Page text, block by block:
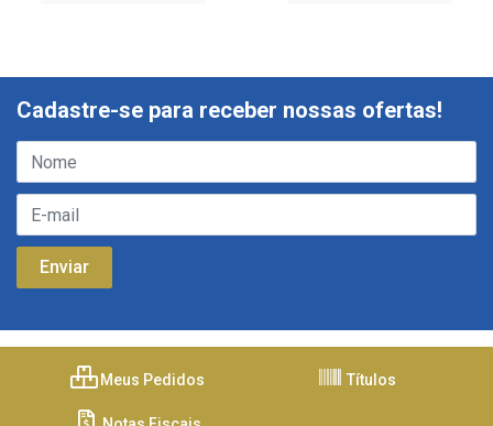
Cadastre-se para receber nossas ofertas!
Meus Pedidos Títulos